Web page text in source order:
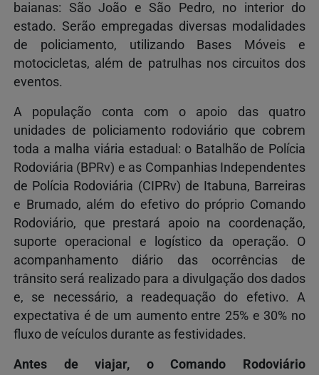
baianas: São João e São Pedro, no interior do
estado. Serão empregadas diversas modalidades
de policiamento, utilizando Bases Móveis e
motocicletas, além de patrulhas nos circuitos dos
eventos.
A população conta com o apoio das quatro
unidades de policiamento rodoviário que cobrem
toda a malha viária estadual: o Batalhão de Polícia
Rodoviária (BPRv) e as Companhias Independentes
de Polícia Rodoviária (CIPRv) de Itabuna, Barreiras
e Brumado, além do efetivo do próprio Comando
Rodoviário, que prestará apoio na coordenação,
suporte operacional e logístico da operação. O
acompanhamento diário das ocorrências de
trânsito será realizado para a divulgação dos dados
e, se necessário, a readequação do efetivo. A
expectativa é de um aumento entre 25% e 30% no
fluxo de veículos durante as festividades.
Antes de viajar, o Comando Rodoviário